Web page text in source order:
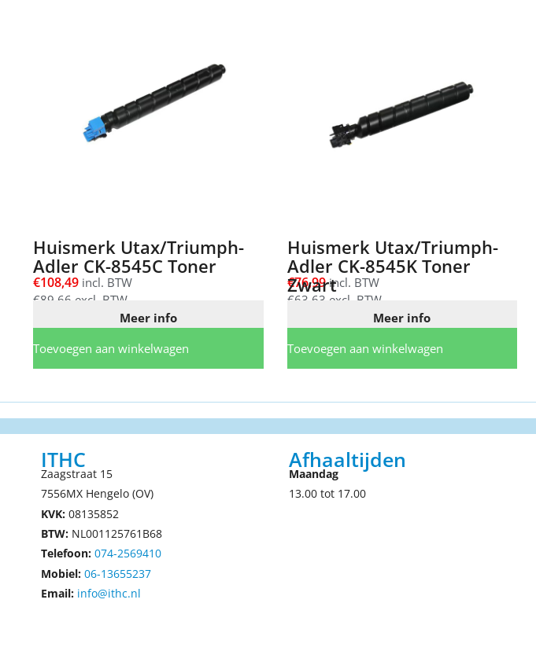
Huismerk Utax/Triumph-
Adler CK-8545C Toner
€108,49 incl. BTW
€89,66 excl. BTW
Meer info
Toevoegen aan winkelwagen
Huismerk Utax/Triumph-
Adler CK-8545K Toner
Zwart
€76,99incl. BTW
€63,63 excl. BTW
Meer info
Toevoegen aan winkelwagen
ITHC
Zaagstraat 15
7556MX Hengelo (OV)
KVK: 08135852
BTW: NL001125761B68
Telefoon: 074-2569410
Mobiel: 06-13655237
Email: info@ithc.nl
Afhaaltijden
Maandag
13.00 tot 17.00